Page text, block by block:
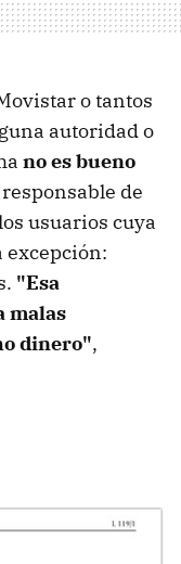
o tantos
autoridad o
no es bueno
de
usuarios cuya
excepción:
"Esa
malas
dinero",